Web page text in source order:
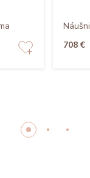
708 €